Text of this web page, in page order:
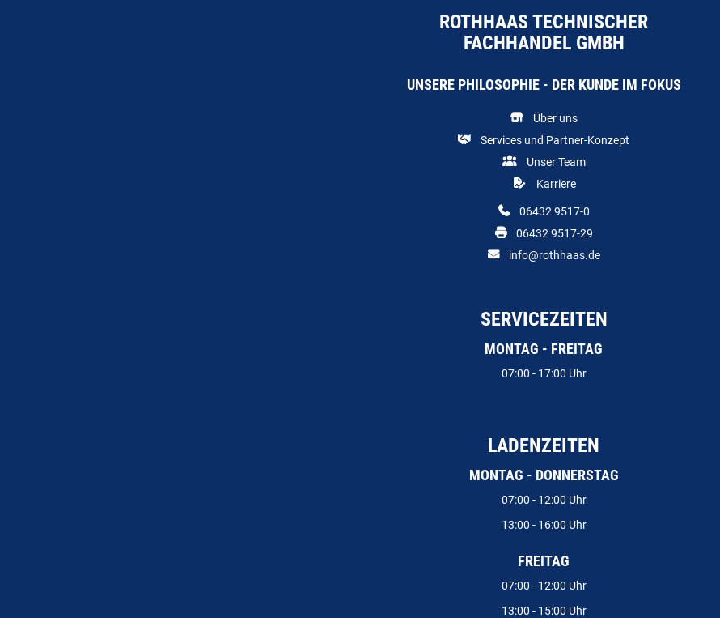
ROTHHAAS TECHNISCHER
FACHHANDEL GMBH
UNSERE PHILOSOPHIE - DER KUNDE IM FOKUS
Über uns
Services und Partner-Konzept
Unser Team
Karriere
06432 9517-0
06432 9517-29
info@rothhaas.de
SERVICEZEITEN
MONTAG - FREITAG
07:00 - 17:00 Uhr
LADENZEITEN
MONTAG - DONNERSTAG
07:00 - 12:00 Uhr
13:00 - 16:00 Uhr
FREITAG
07:00 - 12:00 Uhr
13:00 - 15:00 Uhr